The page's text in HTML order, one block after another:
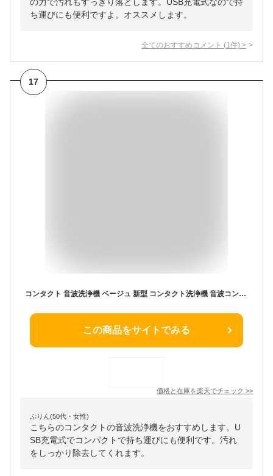
の力で汚れもすっきり落とします。USB充電式なので持
ち運びにも便利ですよ。オススメします。
全てのおすすめコメント (1 件) >
17
コンタクト 音波洗浄機 ベージュ 新型 コンタクト洗浄機 音波コンタクト洗浄機 USB充電式 電動 振動 回転式 小型 汚れ除去 (管理S) 送料無料 【SK19577】
この商品をサイトでみる
価格と在庫を楽天でチェック >>
ぷりん(50代・女性)
こちらのコンタクトの音波洗浄機をおすすめします。U
SB充電式でコンパクトで持ち運びにも便利です。汚れ
をしっかり除去してくれます。